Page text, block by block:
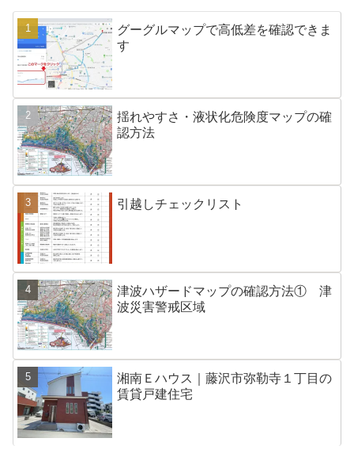
グーグルマップで高低差を確認できま
す
揺れやすさ・液状化危険度マップの確
認方法
引越しチェックリスト
津波ハザードマップの確認方法① 津
波災害警戒区域
湘南Ｅハウス｜藤沢市弥勒寺１丁目の
賃貸戸建住宅